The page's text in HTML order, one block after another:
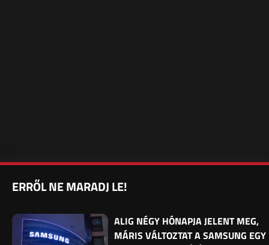
ERRŐL NE MARADJ LE!
ALIG NÉGY HÓNAPJA JELENT MEG,
MÁRIS VÁLTOZTAT A SAMSUNG EGY